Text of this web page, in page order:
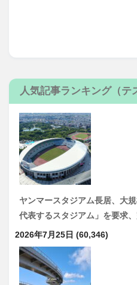
人気記事ランキング（テ
ヤンマースタジアム長居、大
代表するスタジアム」を要求
2026年7月25日 (60,346)